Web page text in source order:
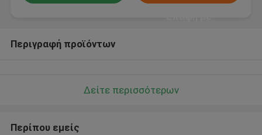
Περιγραφή προϊόντων
Δείτε περισσότερων
Περίπου εμείς